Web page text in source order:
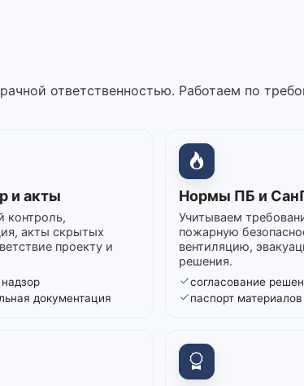
ответственностью. Работаем по
и акты
контроль,
акты скрытых
проекту и
документация
Нормы ПБ и
Учитываем
пожарную
вентиляцию,
решения.
согласование
паспорт материалов